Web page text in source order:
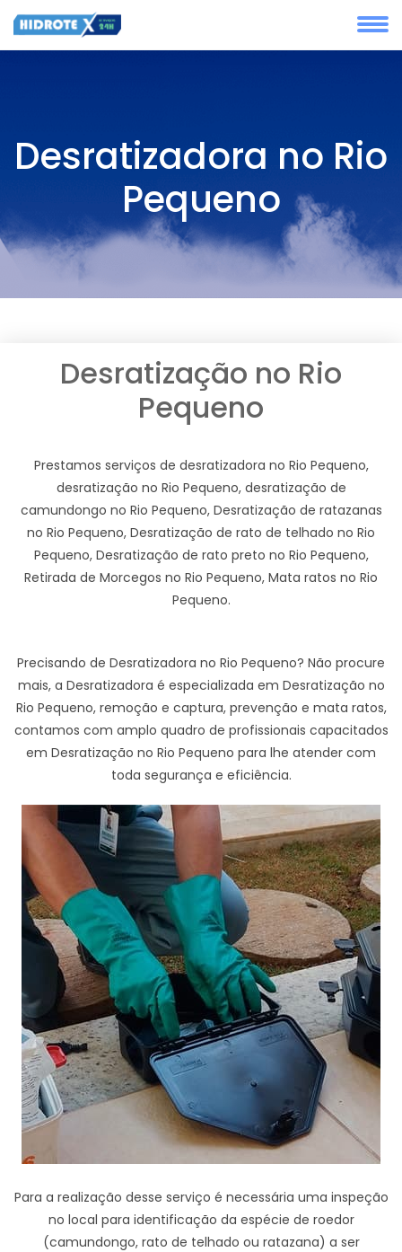
Desratizadora no Rio
Pequeno
Desratização no Rio
Pequeno
Prestamos serviços de desratizadora no Rio Pequeno,
desratização no Rio Pequeno, desratização de
camundongo no Rio Pequeno, Desratização de ratazanas
no Rio Pequeno, Desratização de rato de telhado no Rio
Pequeno, Desratização de rato preto no Rio Pequeno,
Retirada de Morcegos no Rio Pequeno, Mata ratos no Rio
Pequeno.
Precisando de Desratizadora no Rio Pequeno? Não procure
mais, a Desratizadora é especializada em Desratização no
Rio Pequeno, remoção e captura, prevenção e mata ratos,
contamos com amplo quadro de profissionais capacitados
em Desratização no Rio Pequeno para lhe atender com
toda segurança e eficiência.
Para a realização desse serviço é necessária uma inspeção
no local para identificação da espécie de roedor
(camundongo, rato de telhado ou ratazana) a ser